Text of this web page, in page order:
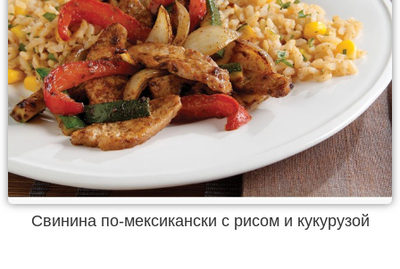
Свинина по-мексикански с рисом и кукурузой